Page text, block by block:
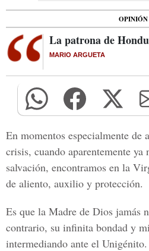
OPINIÓN
La patrona de
MARIO ARGUETA
En momentos especialmente de
crisis, cuando aparentemente ya
salvación, encontramos en la
de aliento, auxilio y protección.
Es que la Madre de Dios jamás
contrario, su infinita bondad y
intermediando ante el Unigénito.